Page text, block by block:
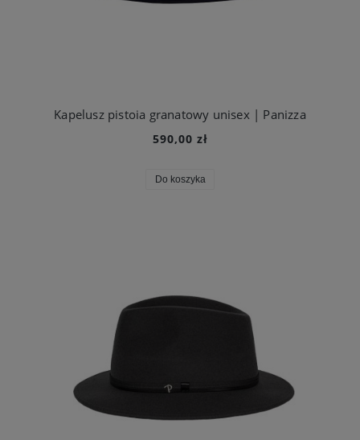
Kapelusz pistoia granatowy unisex | Panizza
590,00 zł
Do koszyka